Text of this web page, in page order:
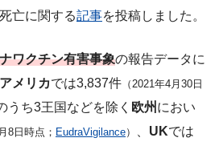
亡に関する記事を投稿しました。
ワクチン有害事象の報告データに
アメリカでは3,837件 （2021年4月30日
うち3王国などを除く 欧州 におい
8日時点； EudraVigilance） UKでは